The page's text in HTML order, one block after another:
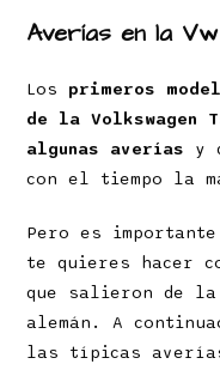
Averías en la
Los primeros
de la Volkswagen
algunas averías y
con el tiempo la
Pero es
te quieres hacer
que salieron de
alemán. A
las típicas